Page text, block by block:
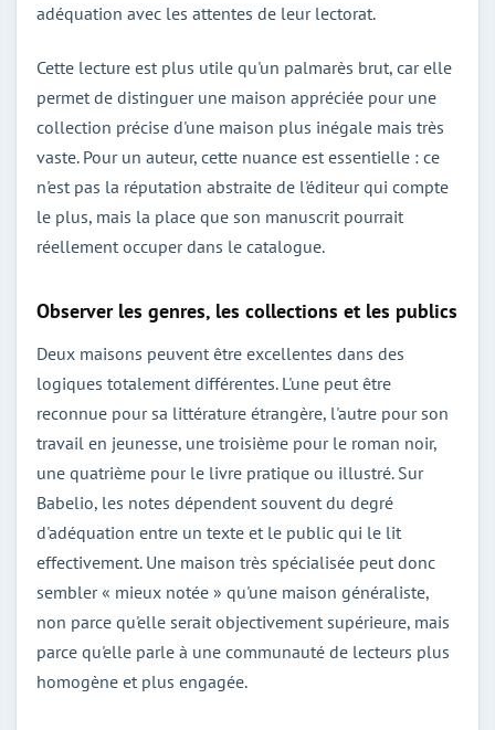
adéquation avec les attentes de leur lectorat.
Cette lecture est plus utile qu'un palmarès brut, car elle
permet de distinguer une maison appréciée pour une
collection précise d'une maison plus inégale mais très
vaste. Pour un auteur, cette nuance est essentielle : ce
n'est pas la réputation abstraite de l'éditeur qui compte
le plus, mais la place que son manuscrit pourrait
réellement occuper dans le catalogue.
Observer les genres, les collections et les publics
Deux maisons peuvent être excellentes dans des
logiques totalement différentes. L'une peut être
reconnue pour sa littérature étrangère, l'autre pour son
travail en jeunesse, une troisième pour le roman noir,
une quatrième pour le livre pratique ou illustré. Sur
Babelio, les notes dépendent souvent du degré
d'adéquation entre un texte et le public qui le lit
effectivement. Une maison très spécialisée peut donc
sembler « mieux notée » qu'une maison généraliste,
non parce qu'elle serait objectivement supérieure, mais
parce qu'elle parle à une communauté de lecteurs plus
homogène et plus engagée.